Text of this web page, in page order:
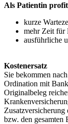
Als Patientin
kurze
mehr Zeit für
ausführliche
Kostenersatz
Sie bekommen
Ordination mit
Originalbeleg
Zusatzversicherung
bzw. den gesamten